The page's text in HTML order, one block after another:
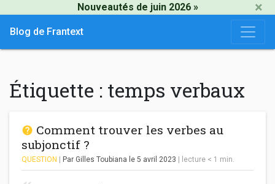
Nouveautés de juin 2026 » ×
Blog de Frantext
Étiquette : temps verbaux
Comment trouver les verbes au
subjonctif ?
QUESTION Par Gilles Toubiana le 5 avril 2023 lecture < 1 min.